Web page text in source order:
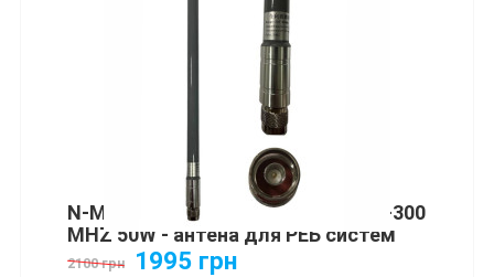
N-MALE ANTENNA 3DBI 40CM 200 -300
MHZ 50W - антена для РЕБ систем
2100 грн 1995 грн